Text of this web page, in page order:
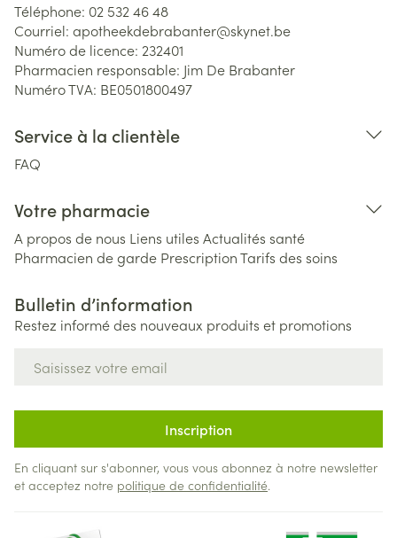
Téléphone: 02 532 46 48
Courriel: apotheekdebrabanter@skynet.be
Numéro de licence: 232401
Pharmacien responsable: Jim De Brabanter
Numéro TVA: BE0501800497
Service à la clientèle
FAQ
Votre pharmacie
A propos de nous Liens utiles Actualités santé
Pharmacien de garde PrescriptionTarifs des soins
Bulletin d’information
Restez informé des nouveaux produits et promotions
Inscription
En cliquant sur s'abonner, vous vous abonnez à notre newsletter
et acceptez notre politique de confidentialité.